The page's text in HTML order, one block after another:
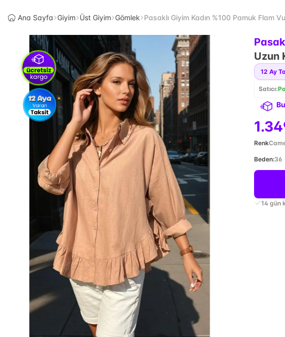
Ana Sayfa Giyim Üst Giyim Gömlek Pasaklı Giyim Kadın %100 Pamuk Flam
Uzun
12 Ay
Satıcı:
Renk
Beden:36
14 gün